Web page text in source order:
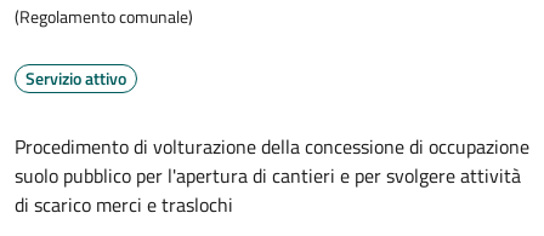
(Regolamento comunale)
Servizio attivo
Procedimento di volturazione della concessione di occupazione
suolo pubblico per l'apertura di cantieri e per svolgere attività
di scarico merci e traslochi